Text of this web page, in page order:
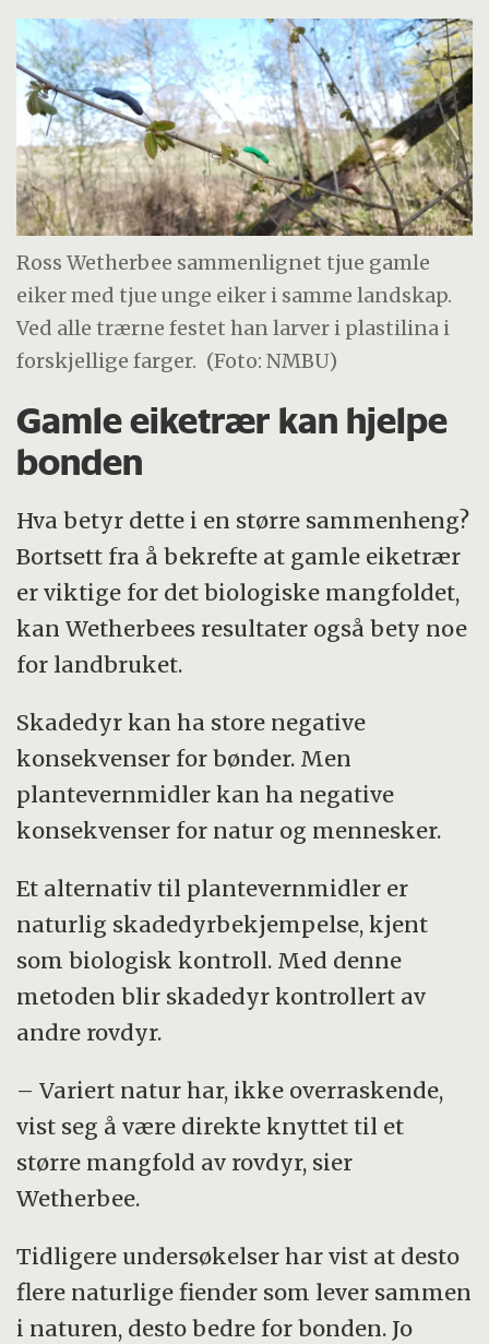
Ross Wetherbee sammenlignet tjue gamle
eiker med tjue unge eiker i samme landskap.
Ved alle trærne festet han larver i plastilina i
forskjellige farger. (Foto: NMBU)
Gamle eiketrær kan hjelpe
bonden
Hva betyr dette i en større sammenheng?
Bortsett fra å bekrefte at gamle eiketrær
er viktige for det biologiske mangfoldet,
kan Wetherbees resultater også bety noe
for landbruket.
Skadedyr kan ha store negative
konsekvenser for bønder. Men
plantevernmidler kan ha negative
konsekvenser for natur og mennesker.
Et alternativ til plantevernmidler er
naturlig skadedyrbekjempelse, kjent
som biologisk kontroll. Med denne
metoden blir skadedyr kontrollert av
andre rovdyr.
– Variert natur har, ikke overraskende,
vist seg å være direkte knyttet til et
større mangfold av rovdyr, sier
Wetherbee.
Tidligere undersøkelser har vist at desto
flere naturlige fiender som lever sammen
i naturen, desto bedre for bonden. Jo